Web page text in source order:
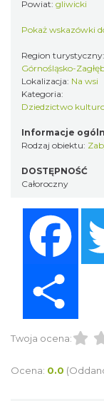
Powiat: gliwicki
Pokaż wskazówki
Region turystyczny:
Górnośląsko-
Lokalizacja: Na wsi
Kategoria:
Dziedzictwo
Informacje
Rodzaj obiektu:
DOSTĘPNOŚĆ
Całoroczny
Twoja ocena:
Ocena: 0.0